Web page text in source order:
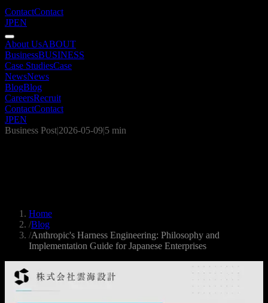
ContactContact
JPEN
About UsABOUT
BusinessBUSINESS
Case StudiesCase
NewsNews
BlogBlog
CareersRecruit
ContactContact
JPEN
Business Post|2026-05-09|5 min
Home
/Blog
/Anthropic's Harness Engineering: Philosophy and
Implementation Guide for Japanese Enterprises